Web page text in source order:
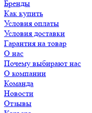
Бренды
Как купить
Условия оплаты
Условия доставки
Гарантия на товар
О нас
Почему выбирают нас
О компании
Команда
Новости
Отзывы